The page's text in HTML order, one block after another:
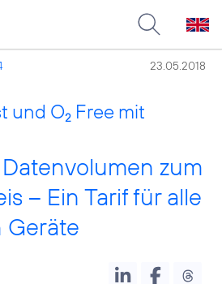
23.05.2018
und O2 Free mit
zum
– Ein Tarif für alle
Geräte